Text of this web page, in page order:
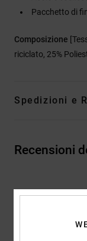
Pacchetto di
Composizione
riciclato, 25%
Spedizioni e
Recensioni